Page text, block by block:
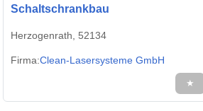
Schaltschrankbau
Herzogenrath, 52134
Firma:Clean-Lasersysteme GmbH
★